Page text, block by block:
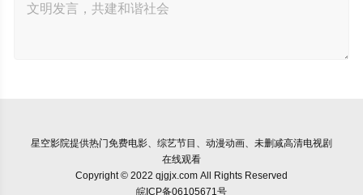
星空影院提供热门免费电影、综艺节目、动漫动画、未删减高清电视剧
在线观看
Copyright © 2022 qjgjx.com All Rights Reserved
皖ICP备06105671号